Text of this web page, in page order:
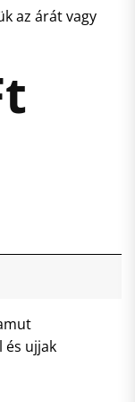
az árát vagy
és ujjak